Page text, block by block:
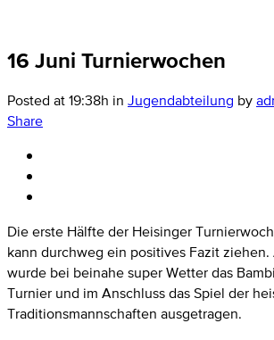
16 Juni Turnierwochen
Posted at 19:38h in Jugendabteilung by
Share
Die erste Hälfte der Heisinger
kann durchweg ein positives Fazit ziehen.
wurde bei beinahe super Wetter das
Turnier und im Anschluss das Spiel der
Traditionsmannschaften ausgetragen.